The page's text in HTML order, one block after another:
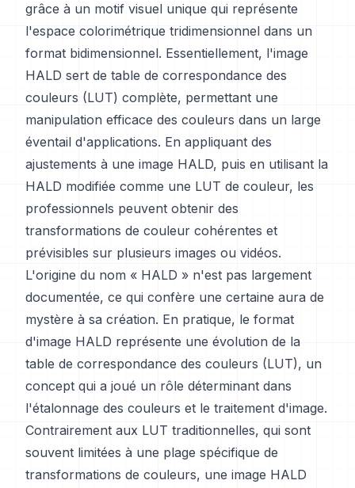
grâce à un motif visuel unique qui représente
l'espace colorimétrique tridimensionnel dans un
format bidimensionnel. Essentiellement, l'image
HALD sert de table de correspondance des
couleurs (LUT) complète, permettant une
manipulation efficace des couleurs dans un large
éventail d'applications. En appliquant des
ajustements à une image HALD, puis en utilisant la
HALD modifiée comme une LUT de couleur, les
professionnels peuvent obtenir des
transformations de couleur cohérentes et
prévisibles sur plusieurs images ou vidéos.
L'origine du nom « HALD » n'est pas largement
documentée, ce qui confère une certaine aura de
mystère à sa création. En pratique, le format
d'image HALD représente une évolution de la
table de correspondance des couleurs (LUT), un
concept qui a joué un rôle déterminant dans
l'étalonnage des couleurs et le traitement d'image.
Contrairement aux LUT traditionnelles, qui sont
souvent limitées à une plage spécifique de
transformations de couleurs, une image HALD